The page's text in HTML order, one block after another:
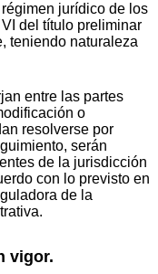
jurídico de los
del título preliminar
teniendo naturaleza
entre las partes
o
resolverse por
serán
de la jurisdicción
con lo previsto en
de la
vigor.